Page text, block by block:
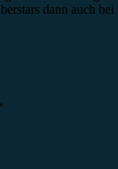
dann auch